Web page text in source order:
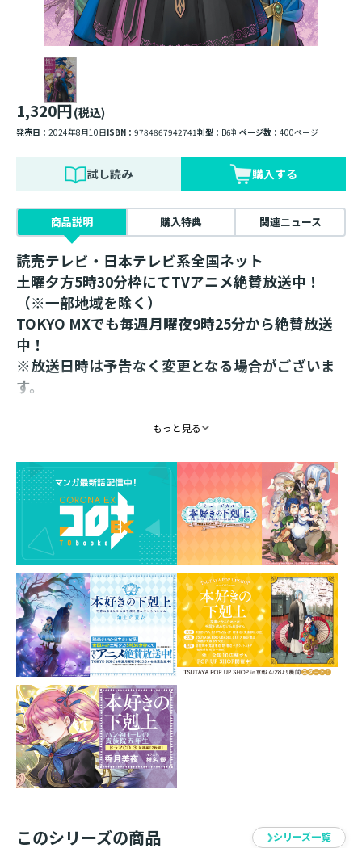
1,320円(税込)
発売日： 2024年8月10日ISBN： 9784867942741判型： B6判ページ数： 400ページ
試し読み 購入する
商品説明 購入特典 関連ニュース
読売テレビ・日本テレビ系全国ネット
土曜夕方5時30分枠にてTVアニメ絶賛放送中！
（※一部地域を除く）
TOKYO MXでも毎週月曜夜9時25分から絶賛放送
中！
※放送日時は予告なく変更となる場合がございま
す。
「このライトノベルがすごい！」（宝島社刊）殿
シリーズ累計1300万部突破！（電子書籍を含む）
ローゼマイン様にご相談するのです！
『女神の化身』の親友が婚約者を決めるために
奔走する、恋愛バトルファンタジー開幕！
ユルゲンシュミットに初の未成年領主が就任してから
約半年。今年の貴族院では、第一位の領地となったダン
ケルフェルガーの領主候補生ーーハンネローレが頭を抱
えていた。
ちょっと気弱で間の悪い彼女が、婚約者候補達から結
婚相手を決めなければならない。
父親が決めた幼馴染みのケントリプスかラザンタルク
にとどまらず、求婚してくる異母弟のラオフェレーグ、
他領の領主候補生・オルトヴィーン、縁深いヴィルフリ
ートなど続々と候補者達が現れる。
それは「縁結びの女神の握る糸」がもたらす波乱の幕
『女神の化身』の親友が婚約者を決めるために奔走す
もっと見る
このシリーズの商品 シリーズ一覧